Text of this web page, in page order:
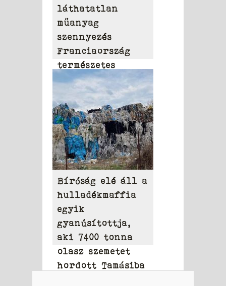
láthatatlan
műanyag
szennyezés
Franciaország
természetes
vizeiben
Bíróság elé áll a
hulladékmaffia
egyik
gyanúsítottja,
aki 7400 tonna
olasz szemetet
hordott Tamásiba